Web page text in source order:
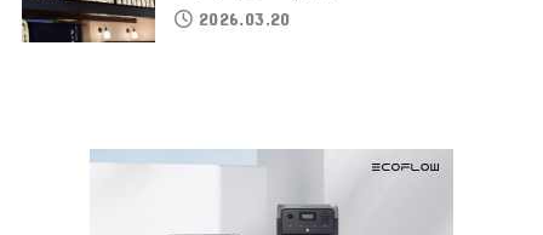
2026.03.20